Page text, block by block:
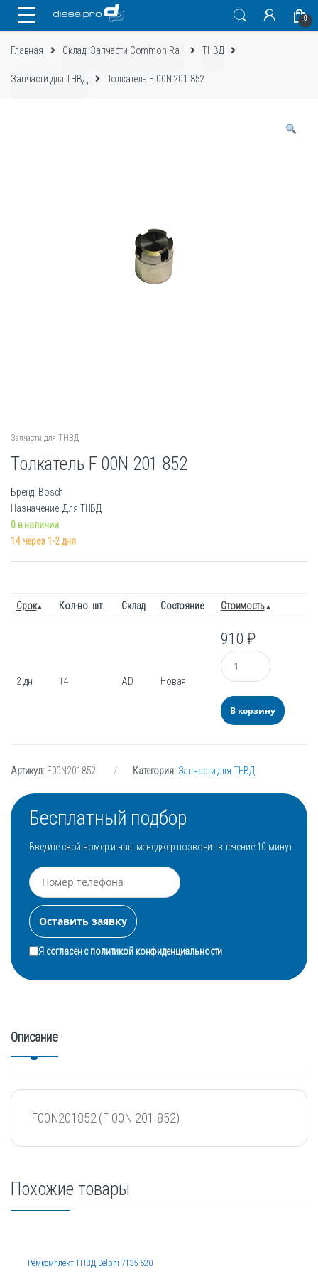
0
Главная Склад: Запчасти Common Rail ТНВД
Запчасти для ТНВД Толкатель F 00N 201 852
Запчасти для ТНВД
Толкатель F 00N 201 852
Бренд: Bosch
Назначение: Для ТНВД
0 в наличии
14 через 1-2 дня
Срок Кол-во. шт. Склад Состояние Стоимость
2 дн 14 AD Новая
910₽
Количество
В корзину
Артикул: F00N201852 Категория: Запчасти для ТНВД
Бесплатный подбор
Введите свой номер и наш менеджер позвонит в течение 10 минут
Я согласен сполитикой конфиденциальности
Описание
F00N201852 (F 00N 201 852)
Похожие товары
Ремкомплект ТНВД Delphi 7135-520